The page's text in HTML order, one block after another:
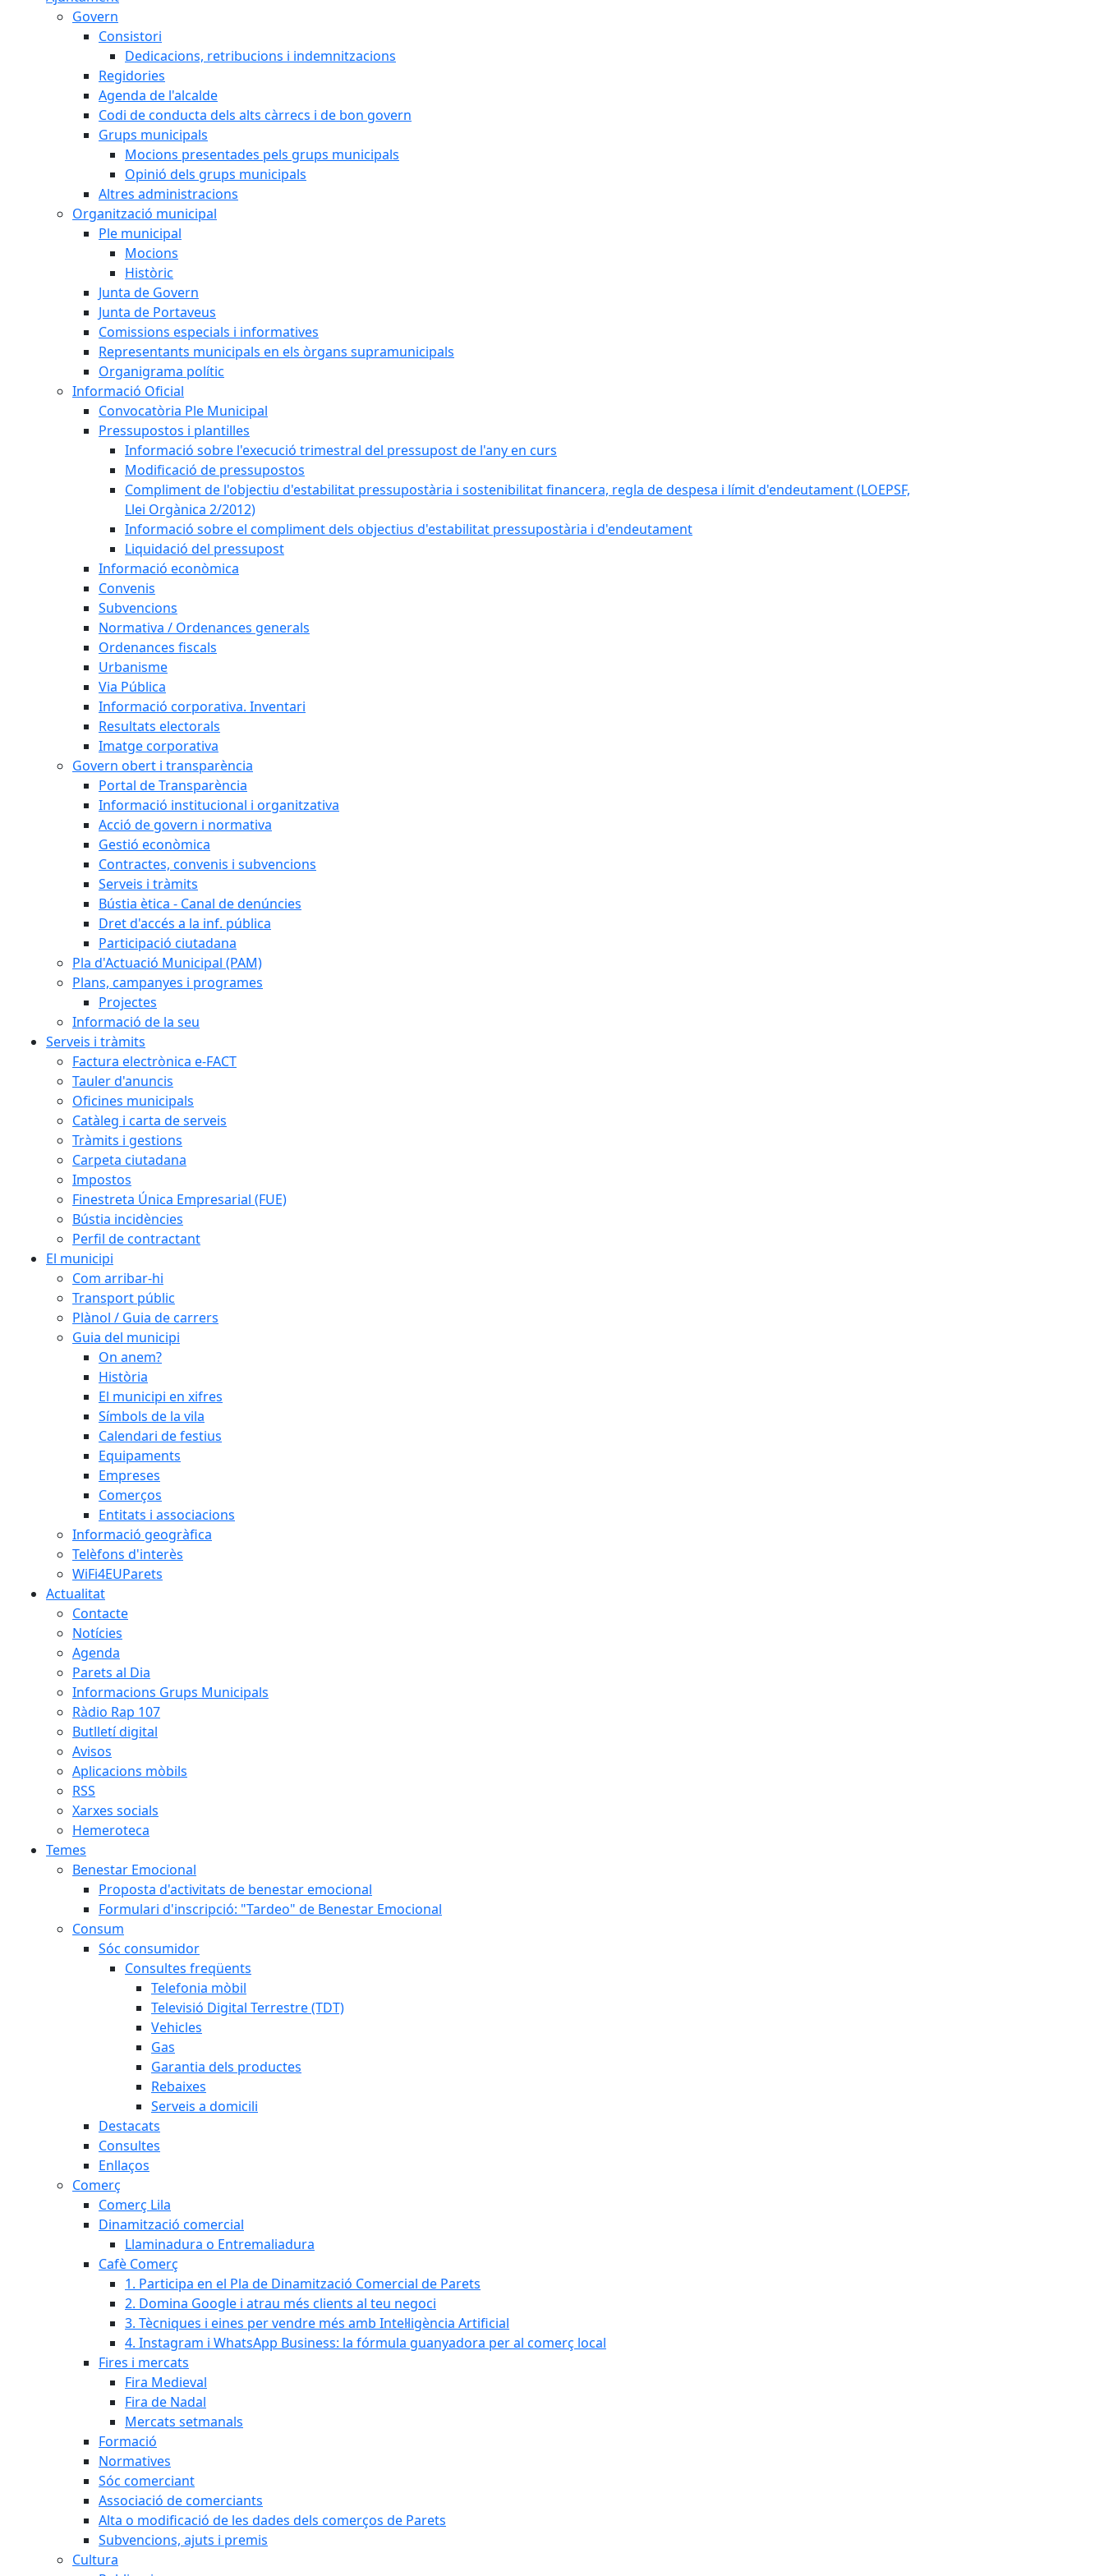
Govern
Consistori
Dedicacions, retribucions i indemnitzacions
Regidories
Agenda de l'alcalde
Codi de conducta dels alts càrrecs i de bon govern
Grups municipals
Mocions presentades pels grups municipals
Opinió dels grups municipals
Altres administracions
Organització municipal
Ple municipal
Mocions
Històric
Junta de Govern
Junta de Portaveus
Comissions especials i informatives
Representants municipals en els òrgans supramunicipals
Organigrama polític
Informació Oficial
Convocatòria Ple Municipal
Pressupostos i plantilles
Informació sobre l'execució trimestral del pressupost de l'any en curs
Modificació de pressupostos
Compliment de l'objectiu d'estabilitat pressupostària i sostenibilitat financera, regla de despesa i límit d'endeutament (LOEPSF,
Llei Orgànica 2/2012)
Informació sobre el compliment dels objectius d'estabilitat pressupostària i d'endeutament
Liquidació del pressupost
Informació econòmica
Convenis
Subvencions
Normativa / Ordenances generals
Ordenances fiscals
Urbanisme
Via Pública
Informació corporativa. Inventari
Resultats electorals
Imatge corporativa
Govern obert i transparència
Portal de Transparència
Informació institucional i organitzativa
Acció de govern i normativa
Gestió econòmica
Contractes, convenis i subvencions
Serveis i tràmits
Bústia ètica - Canal de denúncies
Dret d'accés a la inf. pública
Participació ciutadana
Pla d'Actuació Municipal (PAM)
Plans, campanyes i programes
Projectes
Informació de la seu
Serveis i tràmits
Factura electrònica e-FACT
Tauler d'anuncis
Oficines municipals
Catàleg i carta de serveis
Tràmits i gestions
Carpeta ciutadana
Impostos
Finestreta Única Empresarial (FUE)
Bústia incidències
Perfil de contractant
El municipi
Com arribar-hi
Transport públic
Plànol / Guia de carrers
Guia del municipi
On anem?
Història
El municipi en xifres
Símbols de la vila
Calendari de festius
Equipaments
Empreses
Comerços
Entitats i associacions
Informació geogràfica
Telèfons d'interès
WiFi4EUParets
Actualitat
Contacte
Notícies
Agenda
Parets al Dia
Informacions Grups Municipals
Ràdio Rap 107
Butlletí digital
Avisos
Aplicacions mòbils
RSS
Xarxes socials
Hemeroteca
Temes
Benestar Emocional
Proposta d'activitats de benestar emocional
Formulari d'inscripció: "Tardeo" de Benestar Emocional
Consum
Sóc consumidor
Consultes freqüents
Telefonia mòbil
Televisió Digital Terrestre (TDT)
Vehicles
Gas
Garantia dels productes
Rebaixes
Serveis a domicili
Destacats
Consultes
Enllaços
Comerç
Comerç Lila
Dinamització comercial
Llaminadura o Entremaliadura
Cafè Comerç
1. Participa en el Pla de Dinamització Comercial de Parets
2. Domina Google i atrau més clients al teu negoci
3. Tècniques i eines per vendre més amb Intel·ligència Artificial
4. Instagram i WhatsApp Business: la fórmula guanyadora per al comerç local
Fires i mercats
Fira Medieval
Fira de Nadal
Mercats setmanals
Formació
Normatives
Sóc comerciant
Associació de comerciants
Alta o modificació de les dades dels comerços de Parets
Subvencions, ajuts i premis
Cultura